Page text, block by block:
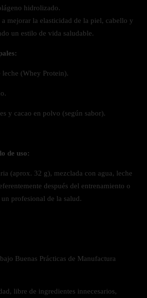
hidrolizado.
mejorar la elasticidad de la piel, cabello y
un estilo de vida saludable.
leche (Whey Protein).
y cacao en polvo (según sabor).
de uso:
(aprox. 32 g), mezclada con agua, leche
después del entrenamiento o
profesional de la salud.
Buenas Prácticas de Manufactura
libre de ingredientes innecesarios,